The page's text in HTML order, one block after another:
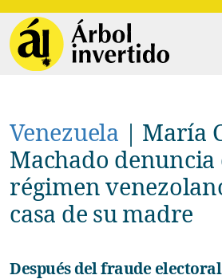
Venezuela | María
Machado denuncia
régimen
casa de su madre
Después del fraude electoral cometido por